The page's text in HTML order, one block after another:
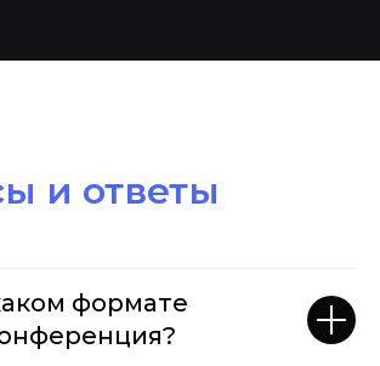
и ответы
формате